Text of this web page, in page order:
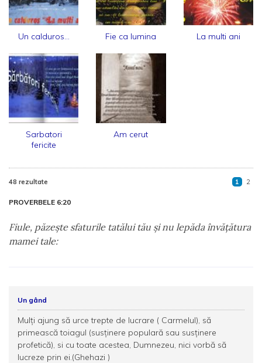
Un calduros... Fie ca lumina La multi ani
Sarbatori
fericite
Am cerut
48 rezultate 1 2
PROVERBELE 6:20
Fiule, păzeşte sfaturile tatălui tău şi nu lepăda învăţătura
mamei tale:
Un gând
Mulţi ajung să urce trepte de lucrare ( Carmelul), să
primească toiagul (susţinere populară sau susţinere
profetică), si cu toate acestea, Dumnezeu, nici vorbă să
lucreze prin ei.(Ghehazi )